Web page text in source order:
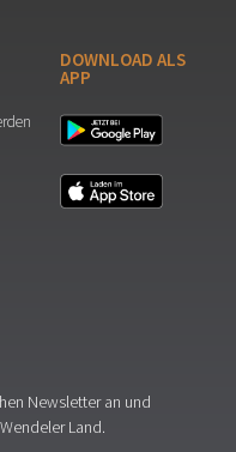
DOWNLOAD ALS
APP
Newsletter an und
Land.